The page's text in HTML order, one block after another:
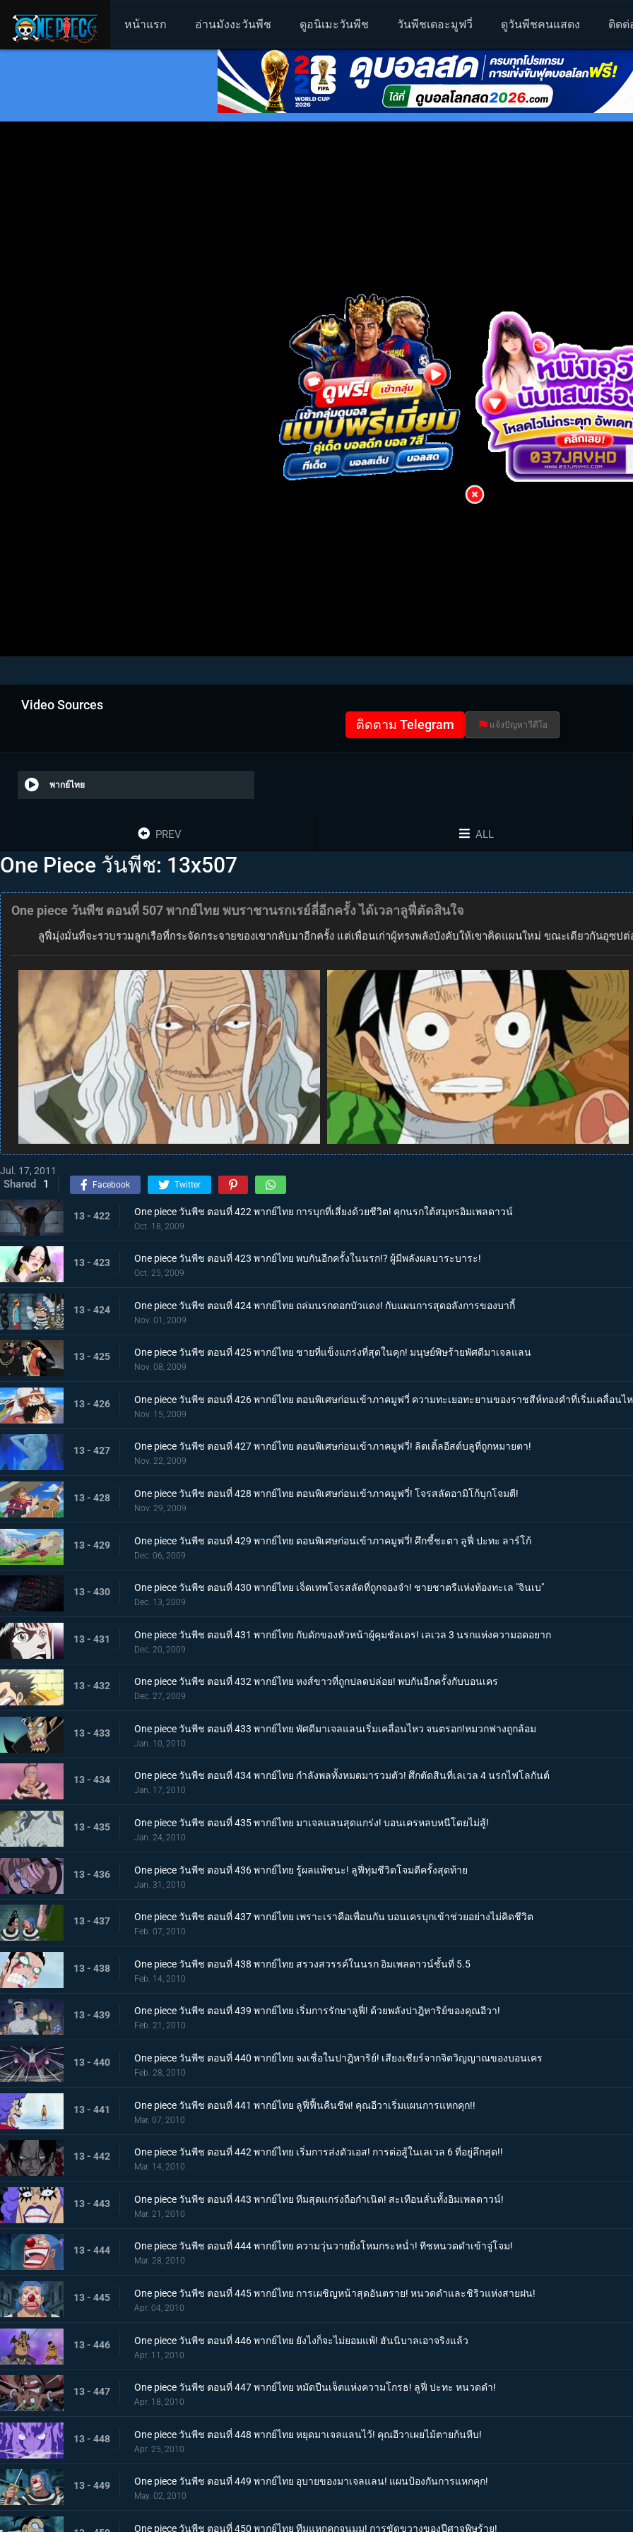
หน้าแรก อ่านมังงะวันพีช ดูอนิเมะวันพีช วันพีชเดอะมูฟวี่ ดูวันพีชคนแสดง ติดต่
Video Sources
ติดตาม Telegram
แจ้งปัญหาวีดีโอ
พากย์ไทย
PREV ALL
One Piece วันพีช: 13x507
One piece วันพีช ตอนที่ 507 พากย์ไทย พบราชานรกเรย์ลี่อีกครั้ง ได้เวลาลูฟี่ตัดสินใจ
ลูฟี่มุ่งมั่นที่จะรวบรวมลูกเรือที่กระจัดกระจายของเขากลับมาอีกครั้ง แต่เพื่อนเก่าผู้ทรงพลังบังคับให้เขาคิดแผนใหม่ ขณะเดียวกันอุซป
Jul. 17, 2011
Shared 1 Facebook Twitter
13 - 422 One piece วันพีช ตอนที่ 422 พากย์ไทย การบุกที่เสี่ยงด้วยชีวิต! คุกนรกใต้สมุทรอิมเพลดาวน์
Oct. 18, 2009
13 - 423 One piece วันพีช ตอนที่ 423 พากย์ไทย พบกันอีกครั้งในนรก!? ผู้มีพลังผลบาระบาระ!
Oct. 25, 2009
13 - 424 One piece วันพีช ตอนที่ 424 พากย์ไทย ถล่มนรกดอกบัวแดง! กับแผนการสุดอลังการของบากี้
Nov. 01, 2009
13 - 425 One piece วันพีช ตอนที่ 425 พากย์ไทย ชายที่แข็งแกร่งที่สุดในคุก! มนุษย์พิษร้ายพัศดีมาเจลแลน
Nov. 08, 2009
13 - 426 One piece วันพีช ตอนที่ 426 พากย์ไทย ตอนพิเศษก่อนเข้าภาคมูฟวี่ ความทะเยอทะยานของราชสีห์ทองคำที่เริ่มเคลื่อนไ
Nov. 15, 2009
13 - 427 One piece วันพีช ตอนที่ 427 พากย์ไทย ตอนพิเศษก่อนเข้าภาคมูฟวี่! ลิตเติ้ลอีสต์บลูที่ถูกหมายตา!
Nov. 22, 2009
13 - 428 One piece วันพีช ตอนที่ 428 พากย์ไทย ตอนพิเศษก่อนเข้าภาคมูฟวี่! โจรสลัดอามิโก้บุกโจมตี!
Nov. 29, 2009
13 - 429 One piece วันพีช ตอนที่ 429 พากย์ไทย ตอนพิเศษก่อนเข้าภาคมูฟวี่! ศึกชี้ชะตา ลูฟี่ ปะทะ ลาร์โก้
Dec. 06, 2009
13 - 430 One piece วันพีช ตอนที่ 430 พากย์ไทย เจ็ดเทพโจรสลัดที่ถูกจองจำ! ชายชาตรีแห่งท้องทะเล "จินเบ"
Dec. 13, 2009
13 - 431 One piece วันพีช ตอนที่ 431 พากย์ไทย กับดักของหัวหน้าผู้คุมชัลเดร! เลเวล 3 นรกแห่งความอดอยาก
Dec. 20, 2009
13 - 432 One piece วันพีช ตอนที่ 432 พากย์ไทย หงส์ขาวที่ถูกปลดปล่อย! พบกันอีกครั้งกับบอนเคร
Dec. 27, 2009
13 - 433 One piece วันพีช ตอนที่ 433 พากย์ไทย พัศดีมาเจลแลนเริ่มเคลื่อนไหว จนตรอก!หมวกฟางถูกล้อม
Jan. 10, 2010
13 - 434 One piece วันพีช ตอนที่ 434 พากย์ไทย กำลังพลทั้งหมดมารวมตัว! ศึกตัดสินที่เลเวล 4 นรกไฟโลกันต์
Jan. 17, 2010
13 - 435 One piece วันพีช ตอนที่ 435 พากย์ไทย มาเจลแลนสุดแกร่ง! บอนเครหลบหนีโดยไม่สู้!
Jan. 24, 2010
13 - 436 One piece วันพีช ตอนที่ 436 พากย์ไทย รู้ผลแพ้ชนะ! ลูฟี่ทุ่มชีวิตโจมตีครั้งสุดท้าย
Jan. 31, 2010
13 - 437 One piece วันพีช ตอนที่ 437 พากย์ไทย เพราะเราคือเพื่อนกัน บอนเครบุกเข้าช่วยอย่างไม่คิดชีวิต
Feb. 07, 2010
13 - 438 One piece วันพีช ตอนที่ 438 พากย์ไทย สรวงสวรรค์ในนรก อิมเพลดาวน์ชั้นที่ 5.5
Feb. 14, 2010
13 - 439 One piece วันพีช ตอนที่ 439 พากย์ไทย เริ่มการรักษาลูฟี่! ด้วยพลังปาฎิหาริย์ของคุณอีวา!
Feb. 21, 2010
13 - 440 One piece วันพีช ตอนที่ 440 พากย์ไทย จงเชื่อในปาฎิหาริย์! เสียงเชียร์จากจิตวิญญาณของบอนเคร
Feb. 28, 2010
13 - 441 One piece วันพีช ตอนที่ 441 พากย์ไทย ลูฟี่ฟื้นคืนชีพ! คุณอีวาเริ่มแผนการแหกคุก!!
Mar. 07, 2010
13 - 442 One piece วันพีช ตอนที่ 442 พากย์ไทย เริ่มการส่งตัวเอส! การต่อสู้ในเลเวล 6 ที่อยู่ลึกสุด!!
Mar. 14, 2010
13 - 443 One piece วันพีช ตอนที่ 443 พากย์ไทย ทีมสุดแกร่งถือกำเนิด! สะเทือนลั่นทั้งอิมเพลดาวน์!
Mar. 21, 2010
13 - 444 One piece วันพีช ตอนที่ 444 พากย์ไทย ความวุ่นวายยิ่งโหมกระหน่ำ! ทีชหนวดดำเข้าจู่โจม!
Mar. 28, 2010
13 - 445 One piece วันพีช ตอนที่ 445 พากย์ไทย การเผชิญหน้าสุดอันตราย! หนวดดำและชิริวแห่งสายฝน!
Apr. 04, 2010
13 - 446 One piece วันพีช ตอนที่ 446 พากย์ไทย ยังไงก็จะไม่ยอมแพ้! ฮันนิบาลเอาจริงแล้ว
Apr. 11, 2010
13 - 447 One piece วันพีช ตอนที่ 447 พากย์ไทย หมัดปืนเจ็ตแห่งความโกรธ! ลูฟี่ ปะทะ หนวดดำ!
Apr. 18, 2010
13 - 448 One piece วันพีช ตอนที่ 448 พากย์ไทย หยุดมาเจลแลนไว้! คุณอีวาเผยไม้ตายก้นหีบ!
Apr. 25, 2010
13 - 449 One piece วันพีช ตอนที่ 449 พากย์ไทย อุบายของมาเจลแลน! แผนป้องกันการแหกคุก!
May. 02, 2010
One piece วันพีช ตอนที่ 450 พากย์ไทย ทีมแหกคุกจนมุม! การขัดขวางของปีศาจพิษร้าย!